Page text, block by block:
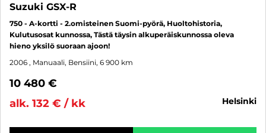
Suzuki GSX-R
750 - A-kortti - 2.omisteinen Suomi-pyörä, Huoltohistoria,
Kulutusosat kunnossa, Tästä täysin alkuperäiskunnossa oleva
hieno yksilö suoraan ajoon!
2006 , Manuaali, Bensiini, 6 900 km
10 480 €
alk. 132 € / kk
helsinki